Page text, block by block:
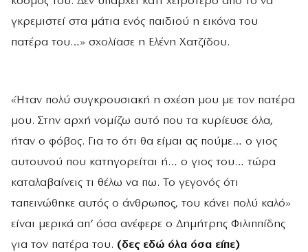
γκρεμιστεί στα μάτια ενός παιδιού η εικόνα του
πατέρα του…» σχολίασε η Ελένη Χατζίδου.
«Ήταν πολύ συγκρουσιακή η σχέση μου με τον πατέρα
μου. Στην αρχή νομίζω αυτό που τα κυρίευσε όλα,
ήταν ο φόβος. Για το ότι θα είμαι ας πούμε… ο γιος
αυτουνού που κατηγορείται ή… ο γιος του… τώρα
καταλαβαίνεις τι θέλω να πω. Το γεγονός ότι
ταπεινώθηκε αυτός ο άνθρωπος, του κάνει πολύ καλό»
είναι μερικά απ’ όσα ανέφερε ο Δημήτρης Φιλιππίδης
για τον πατέρα του. (δες εδώ όλα όσα είπε)